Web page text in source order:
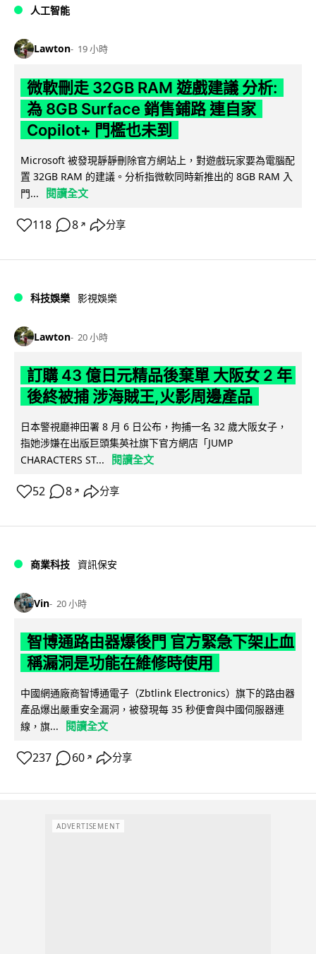
人工智能
Lawton 19 小時
微軟刪走 32GB RAM 遊戲建議 分析:
為 8GB Surface 銷售鋪路 連自家
Copilot+ 門檻也未到
Microsoft 被發現靜靜刪除官方網站上，對遊戲玩家要為電腦配
置 32GB RAM 的建議。分析指微軟同時新推出的 8GB RAM 入
門...
閱讀全文
118 8 ↗ 分享
科技娛樂 影視娛樂
Lawton 20 小時
訂購 43 億日元精品後棄單 大阪女 2 年
後終被捕 涉海賊王,火影周邊產品
日本警視廳神田署 8 月 6 日公布，拘捕一名 32 歲大阪女子，
指她涉嫌在出版巨頭集英社旗下官方網店「JUMP
CHARACTERS ST...
閱讀全文
52 8 ↗ 分享
商業科技 資訊保安
Vin 20 小時
智博通路由器爆後門 官方緊急下架止血
稱漏洞是功能在維修時使用
中國網通廠商智博通電子（Zbtlink Electronics）旗下的路由器
產品爆出嚴重安全漏洞，被發現每 35 秒便會與中國伺服器連
線，旗...
閱讀全文
237 60 ↗ 分享
ADVERTISEMENT